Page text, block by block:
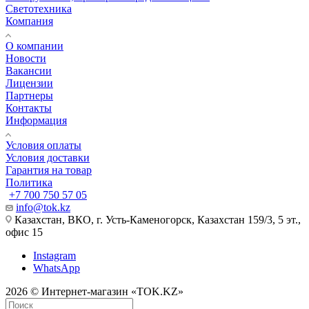
Светотехника
Компания
О компании
Новости
Вакансии
Лицензии
Партнеры
Контакты
Информация
Условия оплаты
Условия доставки
Гарантия на товар
Политика
+7 700 750 57 05
info@tok.kz
Казахстан, ВКО, г. Усть-Каменогорск, Казахстан 159/3, 5 эт.,
офис 15
Instagram
WhatsApp
2026 © Интернет-магазин «TOK.KZ»